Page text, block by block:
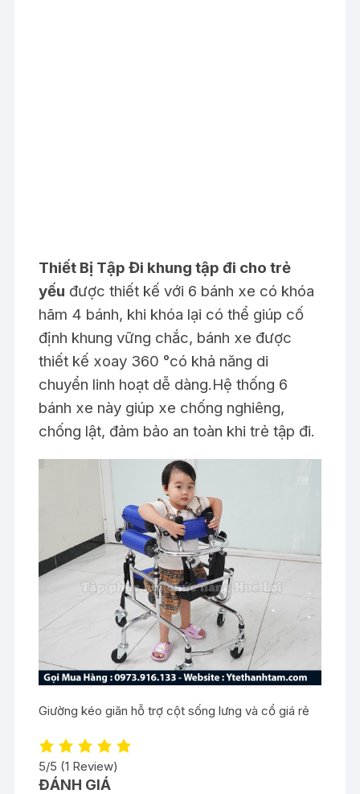
Thiết Bị Tập Đi khung tập đi cho trẻ
yếu được thiết kế với 6 bánh xe có khóa
hãm 4 bánh, khi khóa lại có thể giúp cố
định khung vững chắc, bánh xe được
thiết kế xoay 360 °có khả năng di
chuyển linh hoạt dễ dàng.Hệ thống 6
bánh xe này giúp xe chống nghiêng,
chống lật, đảm bảo an toàn khi trẻ tập đi.
Giường kéo giãn hỗ trợ cột sống lưng và cổ giá rẻ
5/5 (1 Review)
ĐÁNH GIÁ